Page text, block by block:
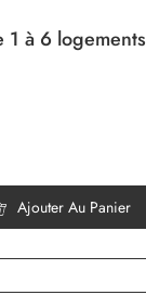
1 à 6 logements
Ajouter Au Panier